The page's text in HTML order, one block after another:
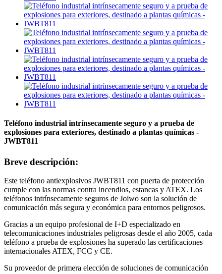
Teléfono industrial intrínsecamente seguro y a prueba de
explosiones para exteriores, destinado a plantas químicas -
JWBT811
Breve descripción:
Este teléfono antiexplosivos JWBT811 con puerta de protección
cumple con las normas contra incendios, estancas y ATEX. Los
teléfonos intrínsecamente seguros de Joiwo son la solución de
comunicación más segura y económica para entornos peligrosos.
Gracias a un equipo profesional de I+D especializado en
telecomunicaciones industriales peligrosas desde el año 2005, cada
teléfono a prueba de explosiones ha superado las certificaciones
internacionales ATEX, FCC y CE.
Su proveedor de primera elección de soluciones de comunicación